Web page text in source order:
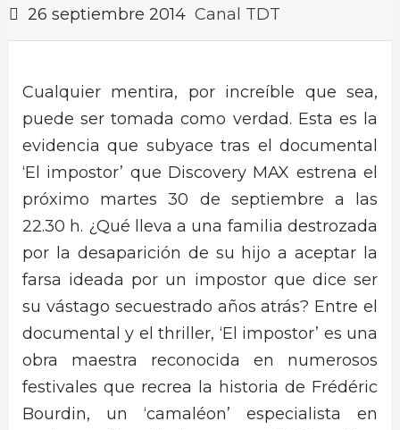
26 septiembre 2014 Canal TDT
Cualquier mentira, por increíble que sea,
puede ser tomada como verdad. Esta es la
evidencia que subyace tras el documental
‘El impostor’ que Discovery MAX estrena el
próximo martes 30 de septiembre a las
22.30 h. ¿Qué lleva a una familia destrozada
por la desaparición de su hijo a aceptar la
farsa ideada por un impostor que dice ser
su vástago secuestrado años atrás? Entre el
documental y el thriller, ‘El impostor’ es una
obra maestra reconocida en numerosos
festivales que recrea la historia de Frédéric
Bourdin, un ‘camaléon’ especialista en